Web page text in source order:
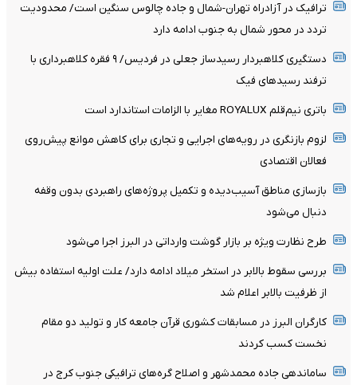
ترافیک در آزادراه تهران-شمال و جاده چالوس سنگین است/ محدودیت‌
تردد در محور شمال به جنوب ادامه دارد
دستگیری کلاهبردار رسیدساز جعلی در فردیس/ ۹ فقره کلاهبرداری با
ترفند رسیدهای فیک
باتری نیم‌قلم ROYALUX مغایر با الزامات استاندارد است
لزوم بازنگری در رویه‌های اجرایی و تجاری برای کاهش موانع پیش‌روی
فعالان اقتصادی
بازسازی مناطق آسیب‌دیده و تکمیل پروژه‌های راهبردی بدون وقفه
دنبال می‌شود
طرح نظارت ویژه بر بازار گوشت وارداتی در البرز اجرا می‌شود
بررسی سقوط بالابر در استخر میلاد ادامه دارد/ علت اولیه استفاده بیش
از ظرفیت بالابر اعلام شد
کارگران البرز در مسابقات کشوری قرآن جامعه کار و تولید دو مقام
نخست کسب کردند
ساماندهی جاده محمدشهر و اصلاح گره‌های ترافیکی جنوب کرج در